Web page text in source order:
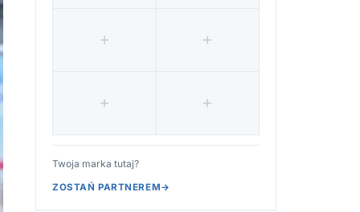
Twoja marka tutaj?
ZOSTAŃ PARTNEREM→